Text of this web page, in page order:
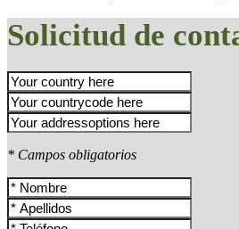
Solicitud de
* Campos obligatorios